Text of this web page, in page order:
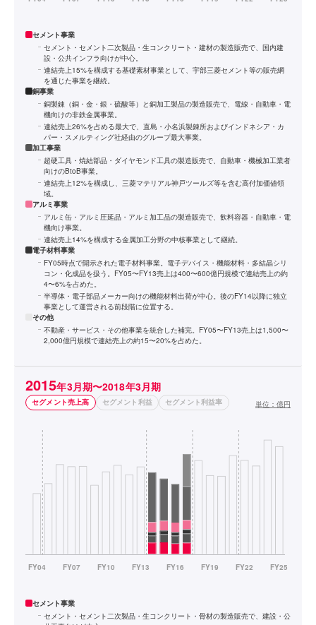
セメント事業
セメント・セメント二次製品・生コンクリート・建材の製造販売で、国内建
設・公共インフラ向けが中心。
連結売上15%を構成する基礎素材事業として、宇部三菱セメント等の販売網
を通じた事業を継続。
銅事業
銅製錬（銅・金・銀・硫酸等）と銅加工製品の製造販売で、電線・自動車・電
機向けの非鉄金属事業。
連結売上26%を占める最大で、直島・小名浜製錬所およびインドネシア・カ
パー・スメルティング社経由のグループ最大事業。
加工事業
超硬工具・焼結部品・ダイヤモンド工具の製造販売で、自動車・機械加工業者
向けのBtoB事業。
連結売上12%を構成し、三菱マテリアル神戸ツールズ等を含む高付加価値領
域。
アルミ事業
アルミ缶・アルミ圧延品・アルミ加工品の製造販売で、飲料容器・自動車・電
機向け事業。
連結売上14%を構成する金属加工分野の中核事業として継続。
電子材料事業
FY05時点で開示された電子材料事業。電子デバイス・機能材料・多結晶シリ
コン・化成品を扱う。FY05〜FY13売上は400〜600億円規模で連結売上の約
4〜6%を占めた。
半導体・電子部品メーカー向けの機能材料出荷が中心。後のFY14以降に独立
事業として運営される前段階に位置する。
その他
不動産・サービス・その他事業を統合した補完。FY05〜FY13売上は1,500〜
2,000億円規模で連結売上の約15〜20%を占めた。
2015年3月期〜2018年3月期
セグメント売上高 セグメント利益 セグメント利益率 単位： 億円
セメント事業
セメント・セメント二次製品・生コンクリート・骨材の製造販売で、建設・公